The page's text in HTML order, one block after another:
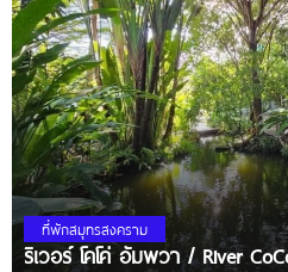
ที่พักสมุทรสงคราม
ริเวอร์ โคโค่ อัมพวา / River